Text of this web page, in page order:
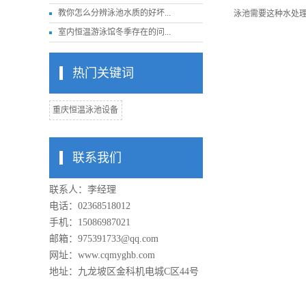
教你怎么分辨泳池水质的好坏...
室内恒温游泳馆冬季存在的问...
热门关键词
重庆恒温泳池设备
联系我们
联系人：李经理
电话：02368518012
手机：15086987021
邮箱：975391733@qq.com
网址：www.cqmyghb.com
地址：九龙坡区金科机电城C区44号
泳池需要这种水处